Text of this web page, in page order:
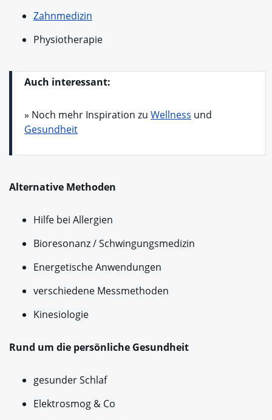
Zahnmedizin
Physiotherapie
Auch interessant:
» Noch mehr Inspiration zu Wellness und
Gesundheit
Alternative Methoden
Hilfe bei Allergien
Bioresonanz / Schwingungsmedizin
Energetische Anwendungen
verschiedene Messmethoden
Kinesiologie
Rund um die persönliche Gesundheit
gesunder Schlaf
Elektrosmog & Co